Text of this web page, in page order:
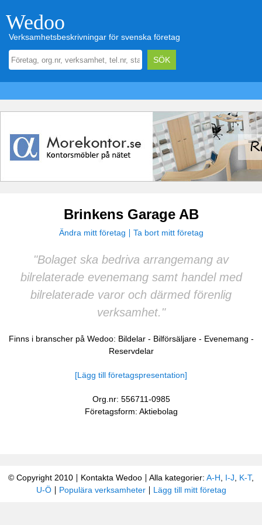
Wedoo
Verksamhetsbeskrivningar för svenska företag
Brinkens Garage AB
Ändra mitt företag Ta bort mitt företag
"Bolaget ska bedriva arrangemang av
bilrelaterade evenemang samt handel med
bilrelaterade varor och därmed förenlig
verksamhet."
Finns i branscher på Wedoo: Bildelar- Bilförsäljare- Evenemang -
Reservdelar
[Lägg till företagspresentation]
Org.nr: 556711-0985
Företagsform: Aktiebolag
© Copyright 2010 Kontakta Wedoo Alla kategorier: A-H I-J K-T,
U-Ö
Populära verksamheter Lägg till mitt företag